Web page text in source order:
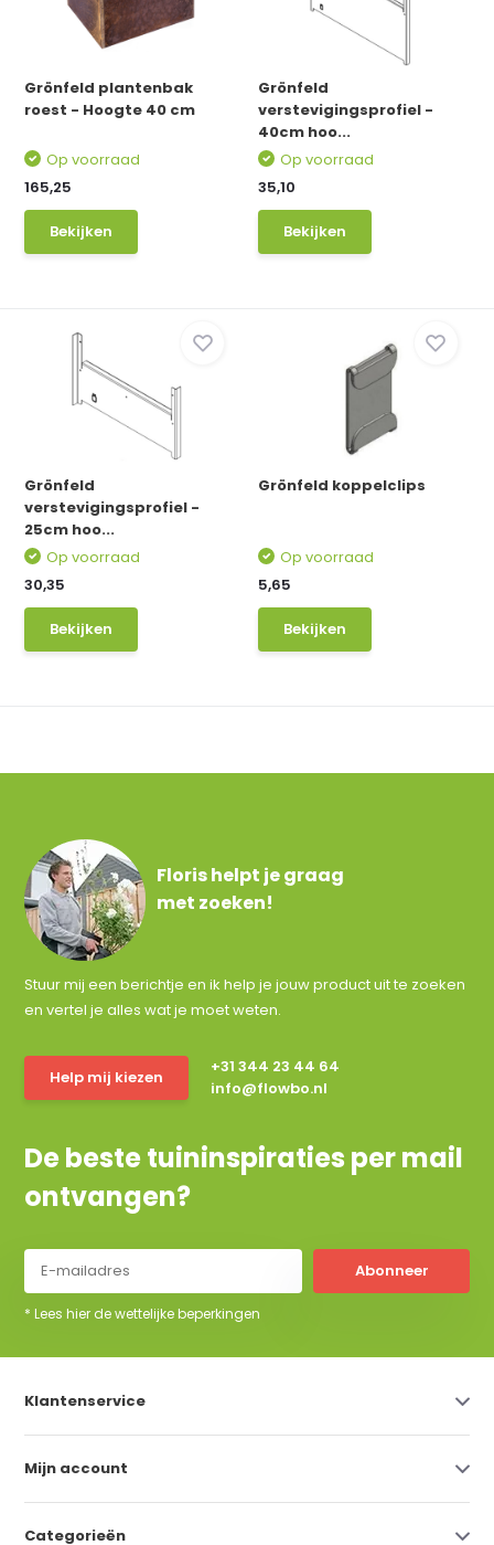
Grönfeld plantenbak
roest - Hoogte 40 cm
Op voorraad
165,25
Bekijken
Grönfeld
verstevigingsprofiel -
40cm hoo...
Op voorraad
35,10
Bekijken
Grönfeld
verstevigingsprofiel -
25cm hoo...
Op voorraad
30,35
Bekijken
Grönfeld koppelclips
Op voorraad
5,65
Bekijken
Floris helpt je graag
met zoeken!
Stuur mij een berichtje en ik help je jouw product uit te zoeken
en vertel je alles wat je moet weten.
Help mij kiezen
+31 344 23 44 64
info@flowbo.nl
De beste tuininspiraties per mail
ontvangen?
Abonneer
* Lees hier de wettelijke beperkingen
Klantenservice
Mijn account
Categorieën